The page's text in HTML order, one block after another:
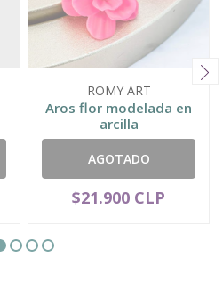
ROMY ART
Aros flor modelada en
arcilla
AGOTADO
$21.900 CLP